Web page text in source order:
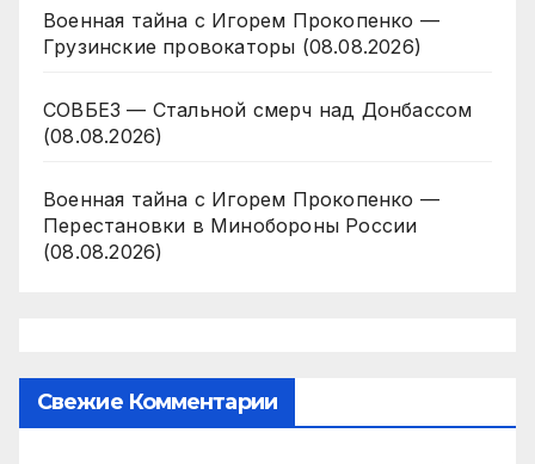
Военная тайна с Игорем Прокопенко —
Грузинские провокаторы (08.08.2026)
СОВБЕЗ — Стальной смерч над Донбассом
(08.08.2026)
Военная тайна с Игорем Прокопенко —
Перестановки в Минобороны России
(08.08.2026)
Свежие Комментарии